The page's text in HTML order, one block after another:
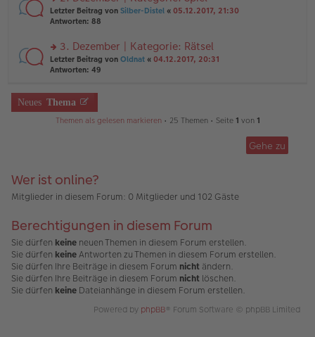
a
g
n
er
tr
a
g
n
g
el
e
n
er
tr
a
rs
te
n
g
el
e
n
er
Letzter Beitrag von Silber-Distel « 05.12.2017, 21:30
Antworten: 88
rs
te
n
g
ei
tr
3. Dezember | Kategorie: Rätsel
Letzter Beitrag von Oldnat « 04.12.2017, 20:31
Antworten: 49
Neues Thema
Themen als gelesen markieren• 25 Themen • Seite 1 von 1
Gehe zu
Wer ist online?
Mitglieder in diesem Forum: 0 Mitglieder und 102 Gäste
Berechtigungen in diesem Forum
Sie dürfen keine neuen Themen in diesem Forum erstellen.
Sie dürfen keineAntworten zu Themen in diesem Forum erstellen.
Sie dürfen Ihre Beiträge in diesem Forum nicht ändern.
Sie dürfen Ihre Beiträge in diesem Forum nicht löschen.
Sie dürfen keine Dateianhänge in diesem Forum erstellen.
Powered by phpBB® Forum Software © phpBB Limited